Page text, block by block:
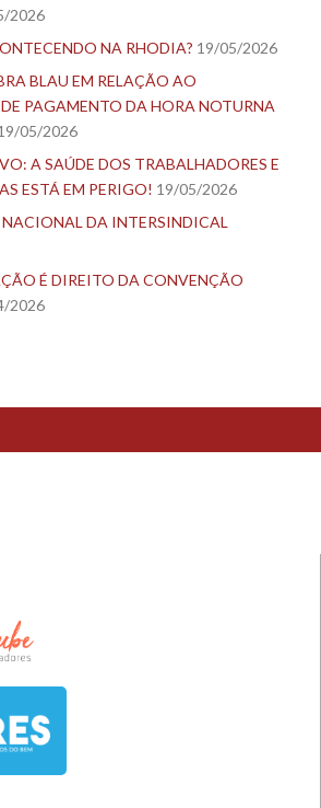
2026
NA RHODIA? 19/05/2026
BLAU EM RELAÇÃO AO
PAGAMENTO DA HORA NOTURNA
05/2026
A SAÚDE DOS TRABALHADORES E
ESTÁ EM PERIGO! 19/05/2026
DA INTERSINDICAL
É DIREITO DA CONVENÇÃO
2026